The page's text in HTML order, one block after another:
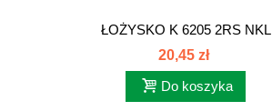
ŁOŻYSKO K 6205 2RS NKL
20,45 zł
Do koszyka